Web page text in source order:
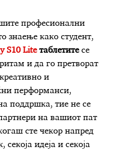
професионални
знаење како студент,
S10 Liteтаблетитесе
и да го претворат
и
перформанси,
поддршка, тие не се
на вашиот пат
сте чекор напред
секоја идеја и секоја